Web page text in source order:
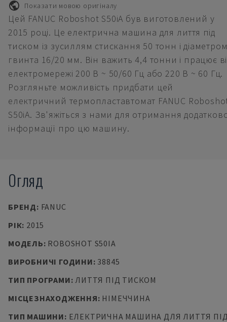
Показати мовою оригіналу
Цей FANUC Roboshot S50iA був виготовлений у
2015 році. Це електрична машина для лиття під
тиском із зусиллям стискання 50 тонн і
гвинта 16/20 мм. Він важить 4,4 тонни і працює
електромережі 200 В ~ 50/60 Гц або 220 В ~ 60 Гц.
Розгляньте можливість придбати цей
електричний термопластавтомат FANUC
S50iA. Зв'яжіться з нами для отримання
інформації про цю машину.
Огляд
БРЕНД: FANUC
РІК: 2015
МОДЕЛЬ: ROBOSHOT S50IA
ВИРОБНИЧІ ГОДИНИ: 38845
ТИП ПРОГРАМИ:ЛИТТЯ ПІД ТИСКОМ
МІСЦЕЗНАХОДЖЕННЯ: НІМЕЧЧИНА
ТИП МАШИНИ: ЕЛЕКТРИЧНА МАШИНА ДЛЯ ЛИТТЯ